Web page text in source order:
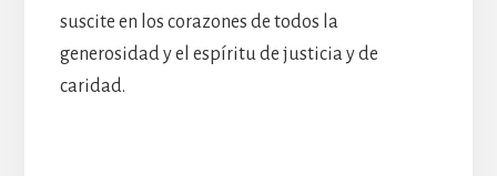
suscite en los corazones de todos la
generosidad y el espíritu de justicia y de
caridad.